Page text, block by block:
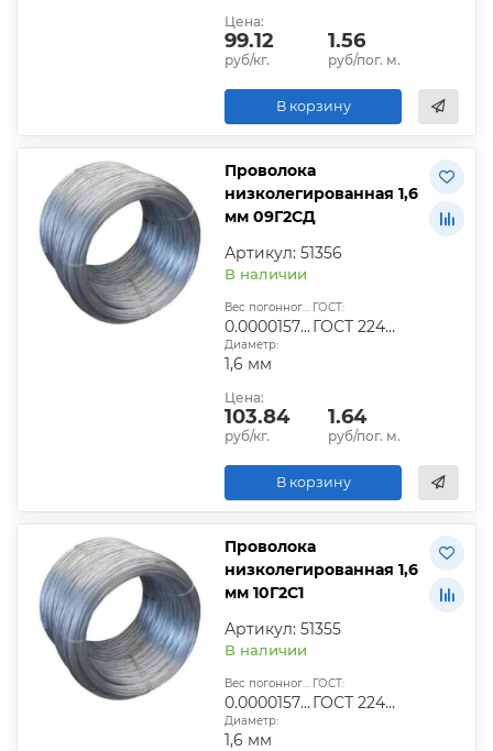
Цена:
99.12
руб/кг.
1.56
руб/пог. м.
В корзину
Проволока
низколегированная 1,6
мм 09Г2СД
Артикул: 51356
В наличии
Вес погонного метра, т.:
0.0000157824
ГОСТ:
ГОСТ 2246-70
Диаметр:
1,6 мм
Цена:
103.84
руб/кг.
1.64
руб/пог. м.
В корзину
Проволока
низколегированная 1,6
мм 10Г2С1
Артикул: 51355
В наличии
Вес погонного метра, т.:
0.0000157824
ГОСТ:
ГОСТ 2246-70
Диаметр:
1,6 мм